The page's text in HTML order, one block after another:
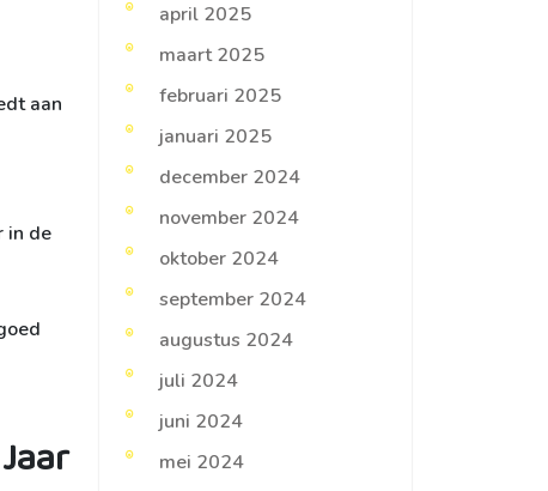
aan
in de
april 2025
maart 2025
februari 2025
januari 2025
december 2024
november 2024
oktober 2024
september 2024
augustus 2024
juli 2024
juni 2024
mei 2024